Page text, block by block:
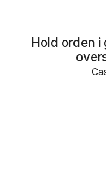
Hold orden i